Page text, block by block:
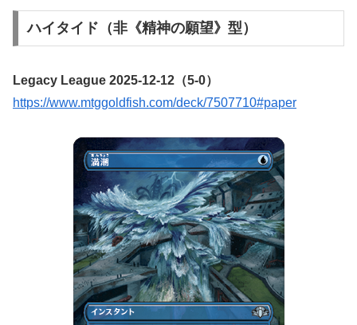
ハイタイド（非《精神の願望》型）
Legacy League 2025-12-12（5-0）
https://www.mtggoldfish.com/deck/7507710#paper